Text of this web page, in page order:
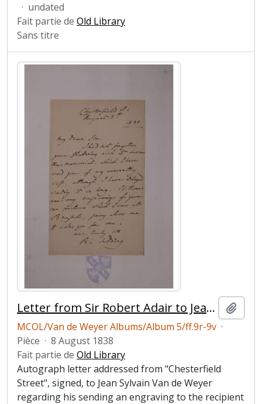
· undated
Fait partie de Old Library
Sans titre
Letter from Sir Robert Adair to Jean Sylvain Van de Weyer
MCOL/Van de Weyer Albums/Album 5/ff.9r-9v ·
Pièce · 8 August 1838
Fait partie de Old Library
Autograph letter addressed from "Chesterfield
Street", signed, to Jean Sylvain Van de Weyer
regarding his sending an engraving to the recipient